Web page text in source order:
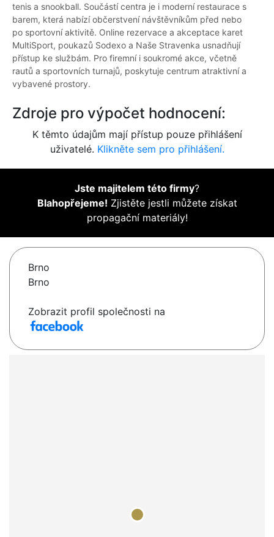
tenis a snookball. Součástí centra je i moderní restaurace s
barem, která nabízí občerstvení návštěvníkům před nebo
po sportovní aktivitě. Online rezervace a akceptace karet
MultiSport, poukazů Sodexo a Naše Stravenka usnadňují
přístup ke službám. Pro firemní i soukromé akce, včetně
rautů a sportovních turnajů, poskytuje centrum atraktivní a
vybavené prostory.
Zdroje pro výpočet hodnocení:
K těmto údajům mají přístup pouze přihlášení
uživatelé. Klikněte sem pro přihlášení.
Jste majitelem této firmy?
Blahopřejeme! Zjistěte jestli můžete získat
propagační materiály!
Brno
Brno
Zobrazit profil společnosti na